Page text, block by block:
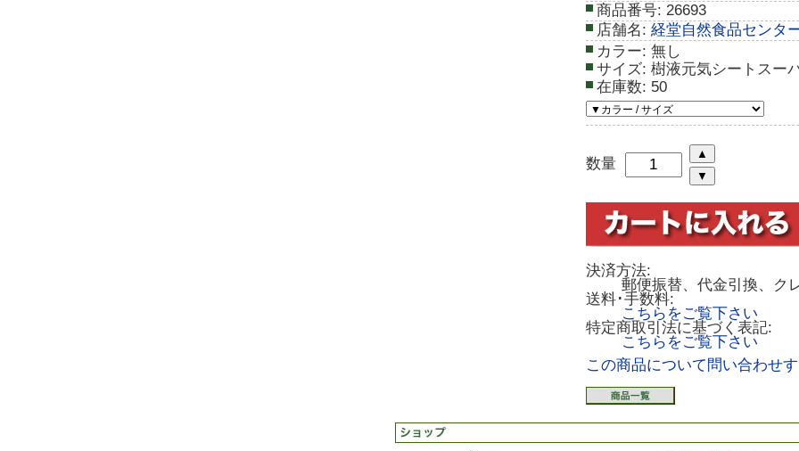
商品番号: 26693
店舗名: 経堂自然食品センタ
カラー: 無し
サイズ: 樹液元気シートスー
在庫数: 50
数量
決済方法:
郵便振替、代金引換、ク
送料･手数料:
こちらをご覧下さい
特定商取引法に基づく表記:
こちらをご覧下さい
この商品について問い合わせ